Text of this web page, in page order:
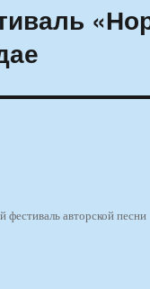
фестиваль авторской песни